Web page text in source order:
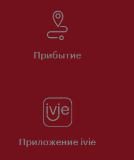
Прибытие
Приложение ivie